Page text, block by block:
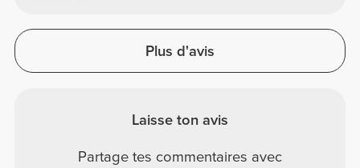
recommande chaudement ! Je l'ai dans toutes
Plus d'avis
Laisse ton avis
Partage tes commentaires avec